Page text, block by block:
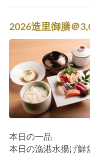
2026造里御膳＠
本日の一品
本日の漁港水揚げ鮮